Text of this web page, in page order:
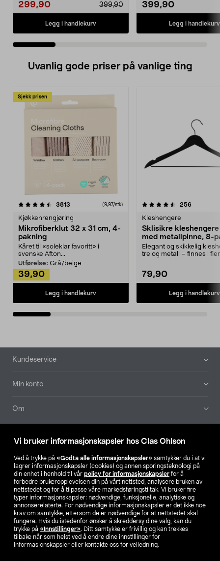
Vi bruker informasjonskapsler hos Clas Ohlson
Ved å trykke på «Godta alle informasjonskapsler» samtykker du i at vi
lagrer informasjonskapsler (cookies) og annen sporingsteknologi på
din enhet i henhold til vår policy for informasjonskapsler for å
forbedre brukeropplevelsen din på vårt nettsted, analysere bruken av
nettstedet og for å tilpasse våre markedsføringstiltak. Vi bruker fire
typer informasjonskapsler: nødvendige, funksjonelle, analytiske og
annonserelaterte. For nødvendige informasjonskapsler er det ikke noe
krav om samtykke, ettersom de er nødvendige for at nettstedet skal
fungere. Hvis du istedenfor ønsker å skreddersy dine valg, kan du
trykke på «Innstillinger». Ditt samtykke er frivillig og kan trekkes
tilbake når som helst ved å endre dine innstillinger for
informasjonskapsler eller kontakte oss for veiledning.
299,90 399,90
Legg i handlekurv
399,90
Legg i handlekurv
Uvanlig gode priser på vanlige ting
Sjekk prisen
3813 anmeldelser(9,97/stk)
Kjøkkenrengjøring
Mikrofiberklut 32 x 31 cm, 4-
pakning
Kåret til «soleklar favoritt» i
svenske Afton...
Utførelse: Grå/beige
39,90
Legg i handlekurv
4.5av 5 stjerner 256
Kleshengere
Sklisikre
med metallpinne, 8-
Elegant og skikkelig
tre og metall – finnes i
79,90
Legg i handlekurv
4.5av 5 stjerner
Bunntekst
Kundeservice
Min konto
Om
Våre selskaper
Finn din butikk
SE NO FI